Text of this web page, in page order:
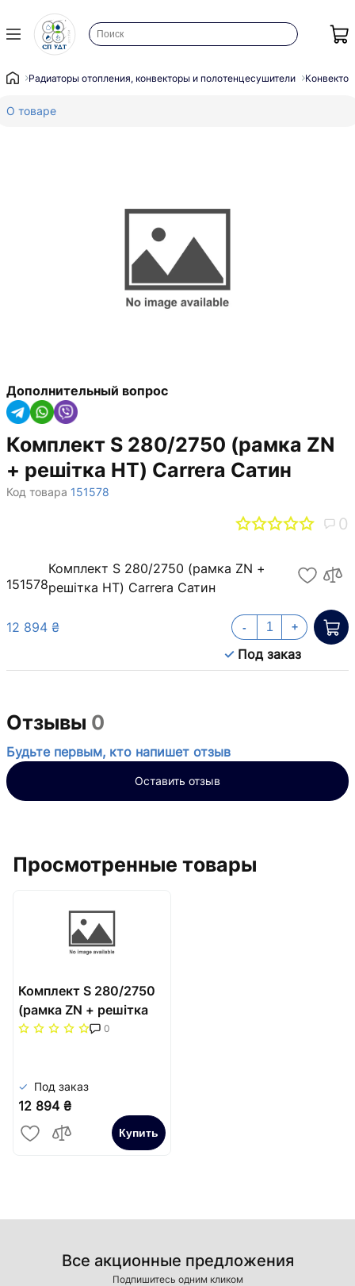
Радиаторы отопления, конвекторы и полотенцесушители
О товаре
Дополнительный вопрос
Комплект S 280/2750 (рамка ZN
+ решітка НТ) Carrera Сатин
Код товара 151578
0
151578
Комплект S 280/2750 (рамка ZN +
решітка НТ) Carrera Сатин
12 894 ₴
Под заказ
- +
Отзывы 0
Будьте первым, кто напишет отзыв
Оставить отзыв
Просмотренные товары
Комплект S 280/2750
(рамка ZN + решітка
НТ) Carrera Сатин
0
Под заказ
12 894 ₴
Купить
Все акционные предложения
Подпишитесь одним кликом